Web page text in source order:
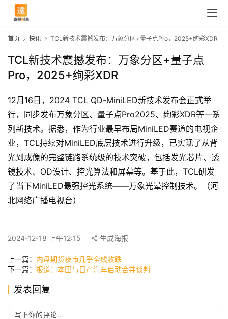
首
页
讯
公
司
首页 快讯 TCL新技术震撼发布：万象分区+量子点Pro，2025+绚彩XDR
TCL新技术震撼发布：万象分区+量子点
Pro，2025+绚彩XDR
12月16日，2024 TCL QD-MiniLED新技术发布会正式举
行，同步发布万象分区、量子点Pro2025、绚彩XDR等一系
列新技术。据悉，作为行业最早布局MiniLED赛道的电视企
业，TCL持续对MiniLED底层技术进行升级，已实现了从背
光到成像的完整链路系统级的技术突破，包括发光芯片、透
镜技术、OD设计、控光算法和屏幕等。基于此，TCL研发
了当下MiniLED最强控光系统——万象光晕控制技术。（河
北网络广播电视台）
2024-12-18 上午12:15 生成海报
上一篇： 内盘期货夜市几乎全线收跌
下一篇： 报道：本田与日产汽车启动合并谈判
发表回复